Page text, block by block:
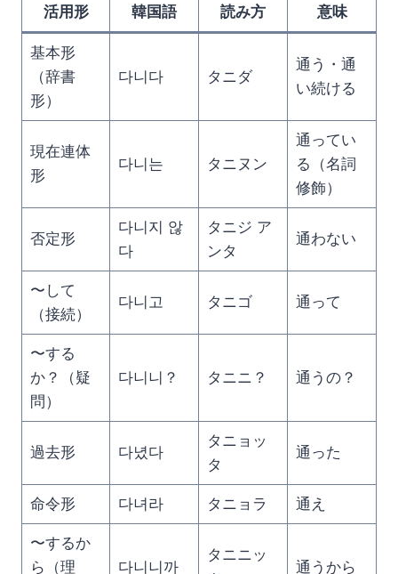
活用形 韓国語 読み方 意味
基本形
（辞書
形）
다니다 タニダ
通う・通
い続ける
現在連体
形
다니는 タニヌン
通ってい
る（名詞
修飾）
否定形
다니지 않
다
タニジ ア
ンタ
通わない
〜して
（接続）
다니고 タニゴ 通って
〜する
か？（疑
問）
다니니？ タニニ？ 通うの？
過去形 다녔다
タニョッ
タ
通った
命令形 다녀라 タニョラ 通え
〜するか
ら（理
다니니까
タニニッ
通うから